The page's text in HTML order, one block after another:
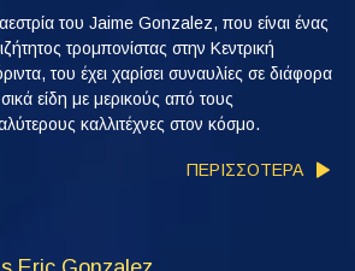
του Jaime Gonzalez, που είναι ένας
τρομπονίστας στην Κεντρική
του έχει χαρίσει συναυλίες σε διάφορα
είδη με μερικούς από τους
καλλιτέχνες στον κόσμο.
ΠΕΡΙΣΣΟΤΕΡΑ